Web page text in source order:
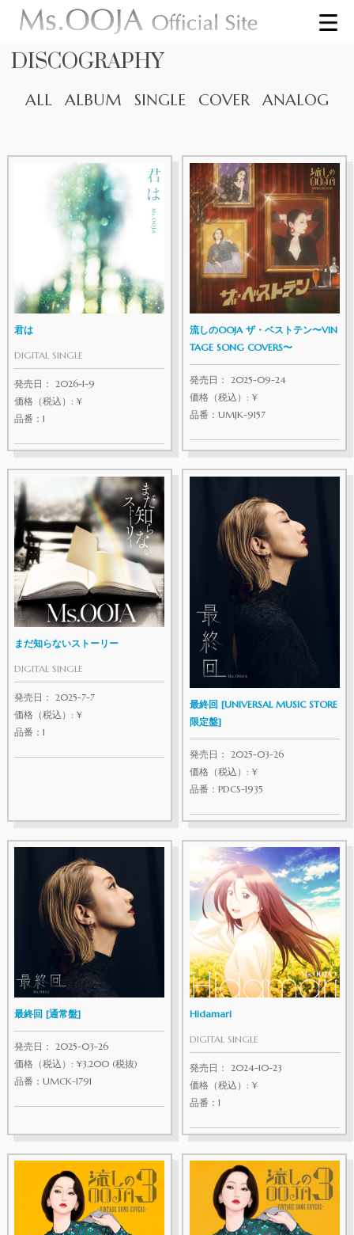
DISCOGRAPHY
ALL ALBUM SINGLE COVER ANALOG
君は
DIGITAL SINGLE
発売日： 2026-1-9
価格（税込）: ¥
品番：1
流しのOOJA ザ・ベストテン〜VIN
TAGE SONG COVERS〜
発売日： 2025-09-24
価格（税込）: ¥
品番：UMJK-9157
まだ知らないストーリー
DIGITAL SINGLE
発売日： 2025-7-7
価格（税込）: ¥
品番：1
最終回 [UNIVERSAL MUSIC STORE
限定盤]
発売日： 2025-03-26
価格（税込）: ¥
品番：PDCS-1935
最終回 [通常盤]
発売日： 2025-03-26
価格（税込）: ¥3,200 (税抜)
品番：UMCK-1791
Hidamari
DIGITAL SINGLE
発売日： 2024-10-23
価格（税込）: ¥
品番：1